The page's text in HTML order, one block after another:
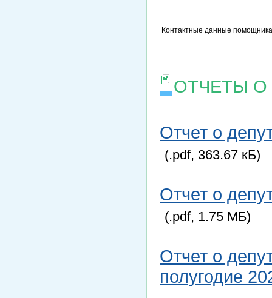
Контактные данные
ОТЧЕТЫ О
Отчет о
(.pdf, 363.67 кБ)
Отчет о
(.pdf, 1.75 МБ)
Отчет о
полугодие